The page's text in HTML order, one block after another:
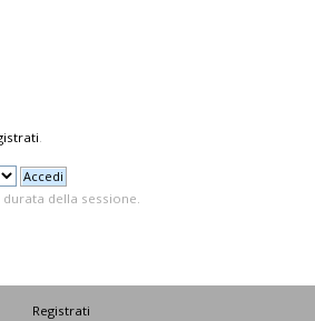
.
della sessione.
Registrati